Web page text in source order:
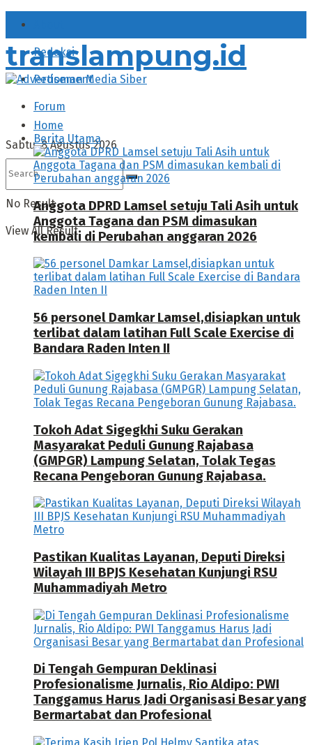
Redaksi
Pedoman Media Siber
Forum
Sabtu, 8 Agustus 2026
No Result
View All Result
translampung.id
Home
Berita Utama
Anggota DPRD Lamsel setuju Tali Asih untuk
Anggota Tagana dan PSM dimasukan
kembali di Perubahan anggaran 2026
56 personel Damkar Lamsel,disiapkan untuk
terlibat dalam latihan Full Scale Exercise di
Bandara Raden Inten II
Tokoh Adat Sigegkhi Suku Gerakan
Masyarakat Peduli Gunung Rajabasa
(GMPGR) Lampung Selatan, Tolak Tegas
Recana Pengeboran Gunung Rajabasa.
Pastikan Kualitas Layanan, Deputi Direksi
Wilayah III BPJS Kesehatan Kunjungi RSU
Muhammadiyah Metro
Di Tengah Gempuran Deklinasi
Profesionalisme Jurnalis, Rio Aldipo: PWI
Tanggamus Harus Jadi Organisasi Besar yang
Bermartabat dan Profesional